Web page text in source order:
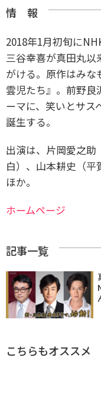
情 報
2018年1月初旬に
三谷幸喜が真田丸
がける。原作はみ
雲児たち』。前野
ーマに、笑いとサス
誕生する。
出演は、 片岡愛之助
白）、 山本耕史（
ほか。
ホームページ
記事一覧
こちらもオススメ